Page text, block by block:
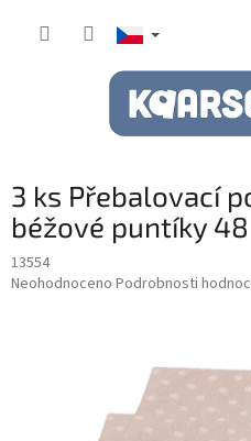
3 ks Přebalovací
béžové puntíky
13554
Průměrné
Neohodnoceno Podrobnosti